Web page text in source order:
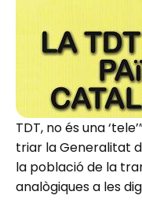
TDT, no és una
triar la Generalitat
la població de la
analògiques a les